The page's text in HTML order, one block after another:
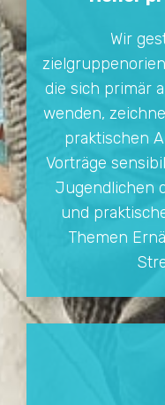
Wir
die sich primär
wenden,
praktischen
Vorträge
Jugendlichen
und
Themen